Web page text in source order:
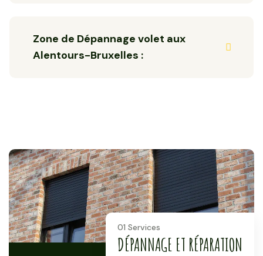
Zone de Dépannage volet aux
Alentours-Bruxelles :
01 Services
DÉPANNAGE ET RÉPARATION